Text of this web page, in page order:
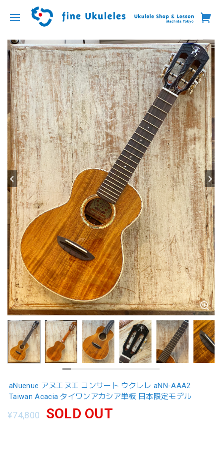
aNuenue アヌエヌエ コンサート ウクレレ aNN-AAA2
Taiwan Acacia タイワンアカシア単板 日本限定モデル
¥74,800 SOLD OUT